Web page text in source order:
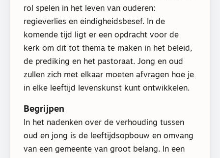
rol spelen in het leven van ouderen:
regieverlies en eindigheidsbesef. In de
komende tijd ligt er een opdracht voor de
kerk om dit tot thema te maken in het beleid,
de prediking en het pastoraat. Jong en oud
zullen zich met elkaar moeten afvragen hoe je
in elke leeftijd levenskunst kunt ontwikkelen.
Begrijpen
In het nadenken over de verhouding tussen
oud en jong is de leeftijdsopbouw en omvang
van een gemeente van groot belang. In een